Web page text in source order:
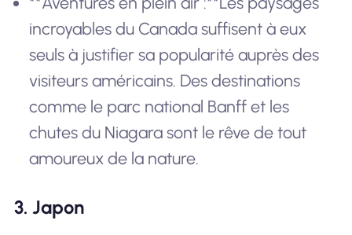
incroyables du Canada suffisent à eux
seuls à justifier sa popularité auprès des
visiteurs américains. Des destinations
comme le parc national Banff et les
chutes du Niagara sont le rêve de tout
amoureux de la nature.
3. Japon